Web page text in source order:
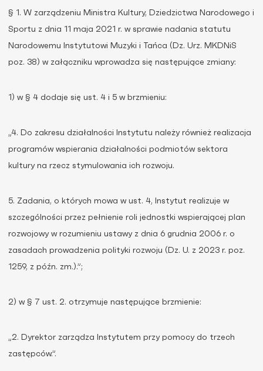
§ 1. W zarządzeniu Ministra Kultury, Dziedzictwa Narodowego i
Sportu z dnia 11 maja 2021 r. w sprawie nadania statutu
Narodowemu Instytutowi Muzyki i Tańca (Dz. Urz. MKDNiS
poz. 38) w załączniku wprowadza się następujące zmiany:
1) w § 4 dodaje się ust. 4 i 5 w brzmieniu:
„4. Do zakresu działalności Instytutu należy również realizacja
programów wspierania działalności podmiotów sektora
kultury na rzecz stymulowania ich rozwoju.
5. Zadania, o których mowa w ust. 4, Instytut realizuje w
szczególności przez pełnienie roli jednostki wspierającej plan
rozwojowy w rozumieniu ustawy z dnia 6 grudnia 2006 r. o
zasadach prowadzenia polityki rozwoju (Dz. U. z 2023 r. poz.
1259, z późn. zm.).”;
2) w § 7 ust. 2. otrzymuje następujące brzmienie:
„2. Dyrektor zarządza Instytutem przy pomocy do trzech
zastępców.”.